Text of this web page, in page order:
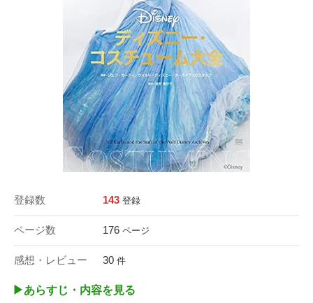
登録数 143 登録
ページ数 176 ページ
感想・レビュー 30 件
▶︎あらすじ・内容を見る